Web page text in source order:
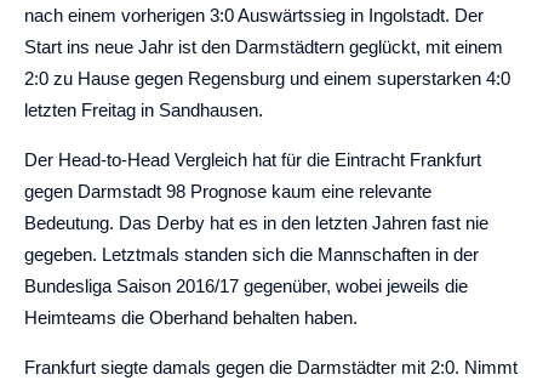
nach einem vorherigen 3:0 Auswärtssieg in Ingolstadt. Der
Start ins neue Jahr ist den Darmstädtern geglückt, mit einem
2:0 zu Hause gegen Regensburg und einem superstarken 4:0
letzten Freitag in Sandhausen.
Der Head-to-Head Vergleich hat für die Eintracht Frankfurt
gegen Darmstadt 98 Prognose kaum eine relevante
Bedeutung. Das Derby hat es in den letzten Jahren fast nie
gegeben. Letztmals standen sich die Mannschaften in der
Bundesliga Saison 2016/17 gegenüber, wobei jeweils die
Heimteams die Oberhand behalten haben.
Frankfurt siegte damals gegen die Darmstädter mit 2:0. Nimmt